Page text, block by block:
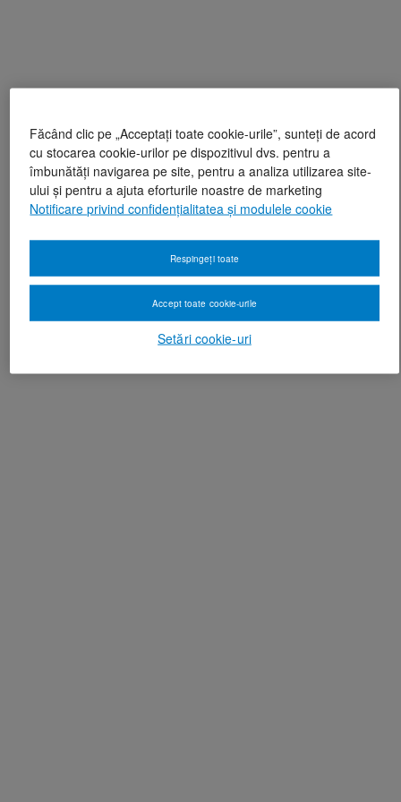
Făcând clic pe „Acceptați toate cookie-urile”, sunteți de acord
cu stocarea cookie-urilor pe dispozitivul dvs. pentru a
îmbunătăți navigarea pe site, pentru a analiza utilizarea site-
ului și pentru a ajuta eforturile noastre de marketing
Notificare privind confidențialitatea și modulele cookie
Setări cookie-uri
Respingeți toate
Accept toate cookie-urile